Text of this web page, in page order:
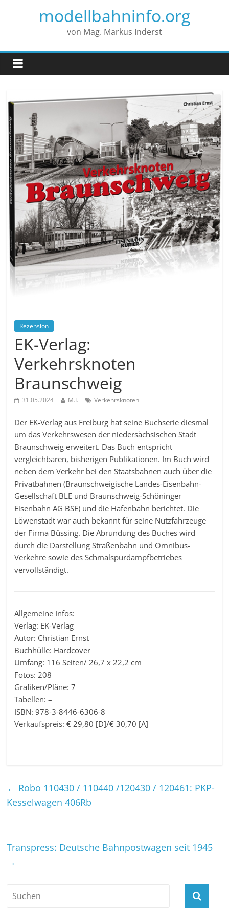
modellbahninfo.org
von Mag. Markus Inderst
Rezension
EK-Verlag:
Verkehrsknoten
Braunschweig
31.05.2024 M.I. Verkehrsknoten
Der EK-Verlag aus Freiburg hat seine Buchserie diesmal
um das Verkehrswesen der niedersächsischen Stadt
Braunschweig erweitert. Das Buch entspricht
vergleichbaren, bisherigen Publikationen. Im Buch wird
neben dem Verkehr bei den Staatsbahnen auch über die
Privatbahnen (Braunschweigische Landes-Eisenbahn-
Gesellschaft BLE und Braunschweig-Schöninger
Eisenbahn AG BSE) und die Hafenbahn berichtet. Die
Löwenstadt war auch bekannt für seine Nutzfahrzeuge
der Firma Büssing. Die Abrundung des Buches wird
durch die Darstellung Straßenbahn und Omnibus-
Verkehre sowie des Schmalspurdampfbetriebes
vervollständigt.
Allgemeine Infos:
Verlag: EK-Verlag
Autor: Christian Ernst
Buchhülle: Hardcover
Umfang: 116 Seiten/ 26,7 x 22,2 cm
Fotos: 208
Grafiken/Pläne: 7
Tabellen: –
ISBN: 978-3-8446-6306-8
Verkaufspreis: € 29,80 [D]/€ 30,70 [A]
← Robo 110430 / 110440 /120430 / 120461: PKP-
Kesselwagen 406Rb
Transpress: Deutsche Bahnpostwagen seit 1945
→